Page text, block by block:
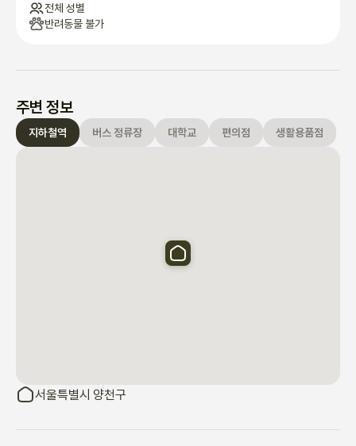
방분리, 세탁기/건조기, 냉온정수기
• 퀸침대 4개, 루프탑 룸 쇼파베드
어,고데기 빗등 (화장대서랍)
• 침실2 ]  퀸침대1, 에어컨, 전신거울장, 헹거, 협탁,드라이어,스팀
다리미, 협탁안 아이용 장난감.
  주방] 2인 테이블, 주방도구 풀옵션, 냉온정수기, 인덕션 조리도구,
• 체크인/체크아웃: 셀프 체크인 가능. 체크인 시간은 오후 4시, •체
전체 성별
반려동물 불가
주변 정보
지하철역 버스 정류장 대학교 편의점 생활용품점
서울특별시 양천구